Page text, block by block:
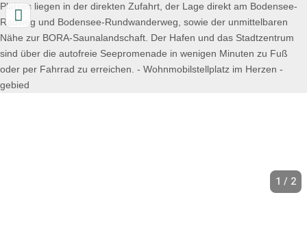
1 / 2